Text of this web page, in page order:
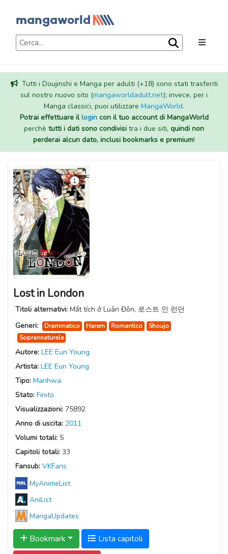
Tutti i Doujinshi e Manga per adulti (+18) sono stati trasferiti
sul nostro nuovo sito (mangaworldadult.net); invece, per i
Manga classici, puoi utilizzare MangaWorld.
Potrai effettuare illogincon il tuo account di MangaWorld
perchè tutti i dati sono condivisi tra i due siti, quindi non
perderai alcun dato, inclusi bookmarks e premium!
Lost in London
Titoli alternativi: Mất tích ở Luân Đôn, 로스트 인 런던
Generi:
Drammatico Harem Romantico
Shoujo
Soprannaturale
Autore: LEE Eun Young
Artista: LEE Eun Young
Tipo: Manhwa
Stato: Finito
Visualizzazioni: 75892
Anno di uscita: 2011
Volumi totali: 5
Capitoli totali: 33
Fansub: VKFans
MyAnimeList
AniList
MangaUpdates
Bookmark
Lista capitoli